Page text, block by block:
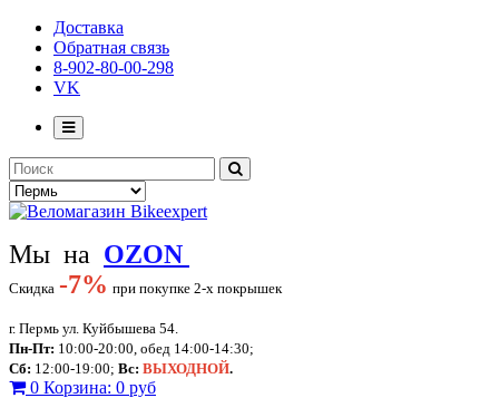
Доставка
Обратная связь
8-902-80-00-298
VK
Мы на OZON
Скидка -7% при покупке 2-х покрышек
г. Пермь ул. Куйбышева 54.
Пн-Пт: 10:00-20:00, обед 14:00-14:30;
Сб: 12:00-19:00; Вс: ВЫХОДНОЙ.
0 Корзина: 0 руб